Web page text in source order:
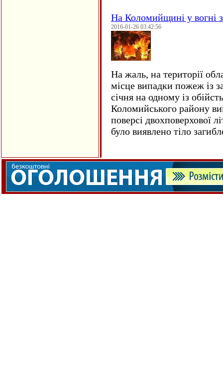
На Коломийщині у вогні
2016-01-26 03:42:56
На жаль, на території
місце випадки пожеж із
січня на одному із
Коломийського району
поверсі двохповерхової
було виявлено тіло